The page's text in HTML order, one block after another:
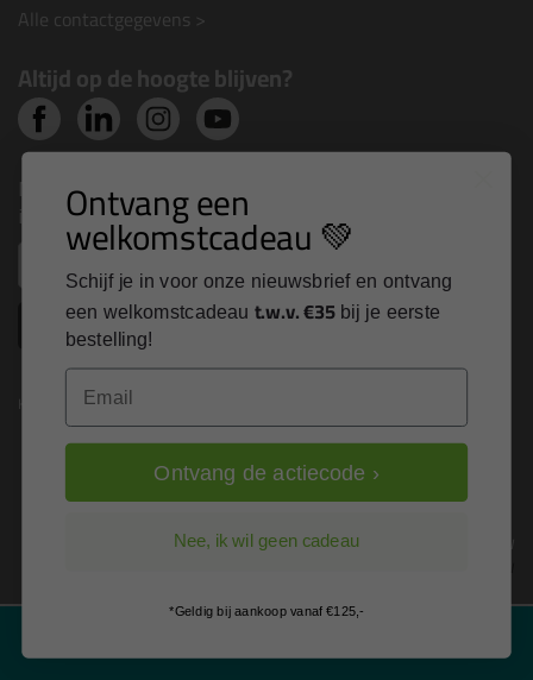
Alle contactgegevens >
Altijd op de hoogte blijven?
Nieuws, tips en exclusieve deals rechtstreeks in je
inbox
Inschrijven
Kitcentrum is trots op:
Alle prijzen zijn in EURO en excl. 21% BTW
Ontvang een
welkomstcadeau 💚
Schijf je in voor onze nieuwsbrief en ontvang
een welkomstcadeau t.w.v. €35 bij je eerste
bestelling!
Email
Ontvang de actiecode ›
Nee, ik wil geen cadeau
*Geldig bij aankoop vanaf €125,-